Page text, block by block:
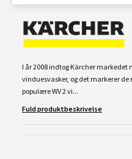
I år 2008 indtog Kärcher markedet
vinduesvasker, og det markerer
populære WV 2 vi...
Fuld produktbeskrivelse